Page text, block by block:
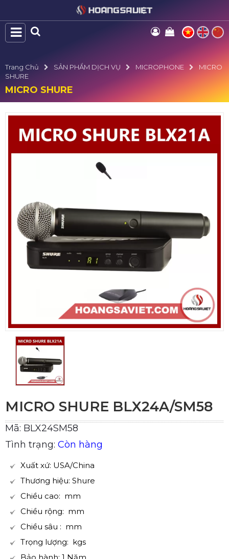
Trang Chủ SẢN PHẨM DỊCH VỤ MICROPHONE
MICRO
SHURE
MICRO SHURE
MICRO SHURE BLX24A/SM58
Mã: BLX24SM58
Tình trạng: Còn hàng
Xuất xứ: USA/China
Thương hiệu: Shure
Chiều cao: mm
Chiều rộng: mm
Chiều sâu : mm
Trọng lượng: kgs